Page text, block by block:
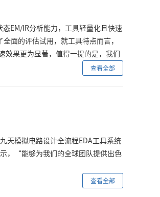
EM/IR分析能力，工具轻量化且快速
面的评估试用，就工具特点而言，
果更为显著，值得一提的是，我们
果快速加载到内部芯片检视平台
查看全部
天模拟电路设计全流程EDA工具系统
，“能够为我们的全球团队提供出色
查看全部